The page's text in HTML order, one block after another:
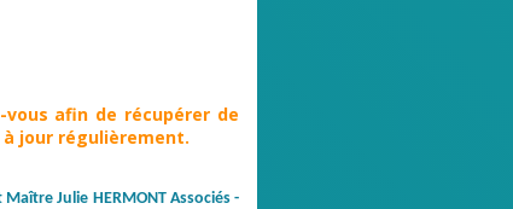
afin de récupérer de
jour régulièrement.
Julie HERMONT Associés -